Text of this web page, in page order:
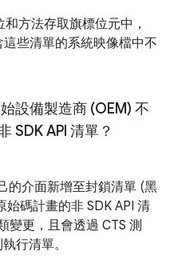
方法存取旗標位元中，
些清單的系統映像檔中不
設備製造商 (OEM) 不
SDK API 清單？
的介面新增至封鎖清單 (黑
碼計畫的非 SDK API 清
變更，且會透過 CTS 測
行清單。